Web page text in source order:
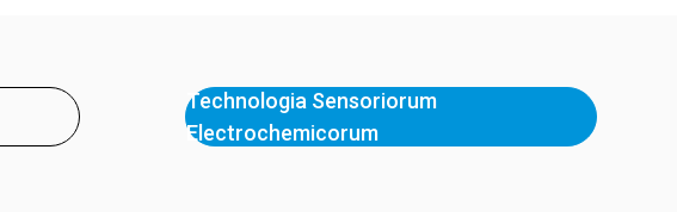
Technologia Sensoriorum
Electrochemicorum